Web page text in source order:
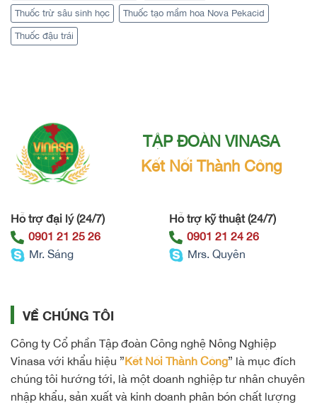
Thuốc trừ sâu sinh học Thuốc tạo mầm hoa Nova Pekacid
Thuốc đậu trái
TẬP ĐOÀN VINASA
Kết Nối Thành Công
Hỗ trợ đại lý (24/7)
0901 21 25 26
Mr. Sáng
Hỗ trợ kỹ thuật (24/7)
0901 21 24 26
Mrs. Quyên
VỀ CHÚNG TÔI
Công ty Cổ phần Tập đoàn Công nghệ Nông Nghiệp
Vinasa với khẩu hiệu ”Kết Nối Thành Công” là mục đích
chúng tôi hướng tới, là một doanh nghiệp tư nhân chuyên
nhập khẩu, sản xuất và kinh doanh phân bón chất lượng